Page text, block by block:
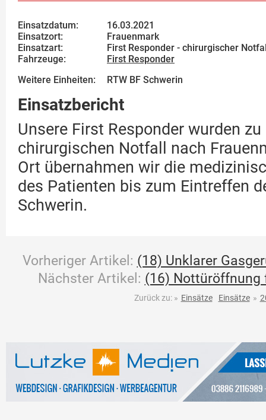
Einsatzdatum:
16.03.2021
Einsatzort:
Frauenmark
Einsatzart:
First Responder - chirurgischer
Fahrzeuge:
First Responder
Weitere Einheiten:
RTW BF Schwerin
Einsatzbericht
Unsere First Responder wurden
chirurgischen Notfall nach
Ort übernahmen wir die
des Patienten bis zum Eintreffen
Schwerin.
Vorheriger Artikel: (18) Unklarer
Nächster Artikel: (16) Nottüröffnung
Zurück zu: » Einsätze Einsätze »